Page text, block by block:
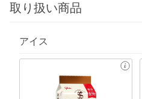
取り扱い商品
アイス